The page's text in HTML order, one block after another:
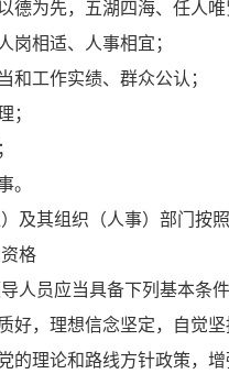
为先，五湖四海、任人唯
相适、人事相宜；
工作实绩、群众公认；
；
。
其组织（人事）部门按照
格
员应当具备下列基本条件
，理想信念坚定，自觉坚
的理论和路线方针政策，增